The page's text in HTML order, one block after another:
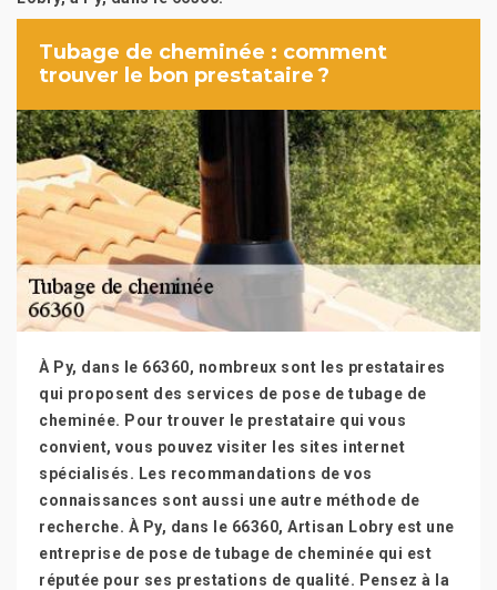
Tubage de cheminée : comment
trouver le bon prestataire ?
À Py, dans le 66360, nombreux sont les prestataires
qui proposent des services de pose de tubage de
cheminée. Pour trouver le prestataire qui vous
convient, vous pouvez visiter les sites internet
spécialisés. Les recommandations de vos
connaissances sont aussi une autre méthode de
recherche. À Py, dans le 66360, Artisan Lobry est une
entreprise de pose de tubage de cheminée qui est
réputée pour ses prestations de qualité. Pensez à la